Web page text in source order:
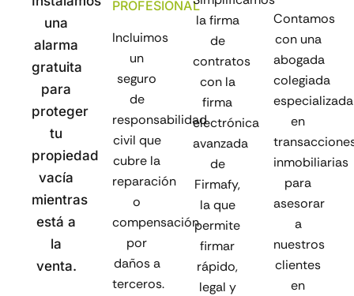
una
alarma
gratuita
para
proteger
tu
propiedad
vacía
mientras
está a
la
venta.
PROFESIONAL
Incluimos
un
seguro
de
responsabilidad
civil que
cubre la
reparación
o
compensación
por
daños a
terceros.
la firma
de
contratos
con la
firma
electrónica
avanzada
de
Firmafy,
la que
permite
firmar
rápido,
legal y
Contamos
con una
abogada
colegiada
especializada
en
inmobiliarias
para
asesorar
a
nuestros
clientes
en